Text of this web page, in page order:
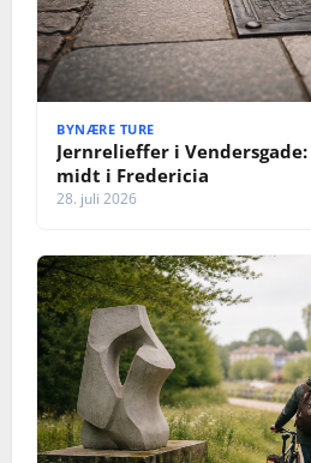
BYNÆRE TURE
Jernrelieffer i
midt i Fredericia
28. juli 2026